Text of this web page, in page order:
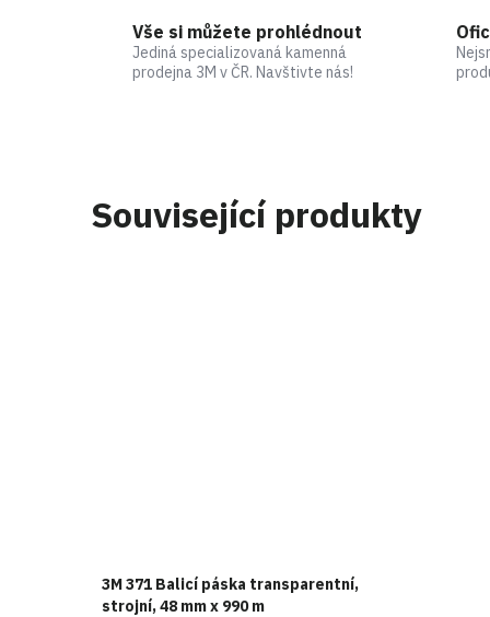
Vše si můžete prohlédnout
Jediná specializovaná kamenná
prodejna 3M v ČR. Navštivte nás!
Související produkty
3M 371 Balicí páska transparentní,
strojní, 48 mm x 990 m